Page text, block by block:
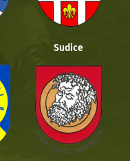
Sudice